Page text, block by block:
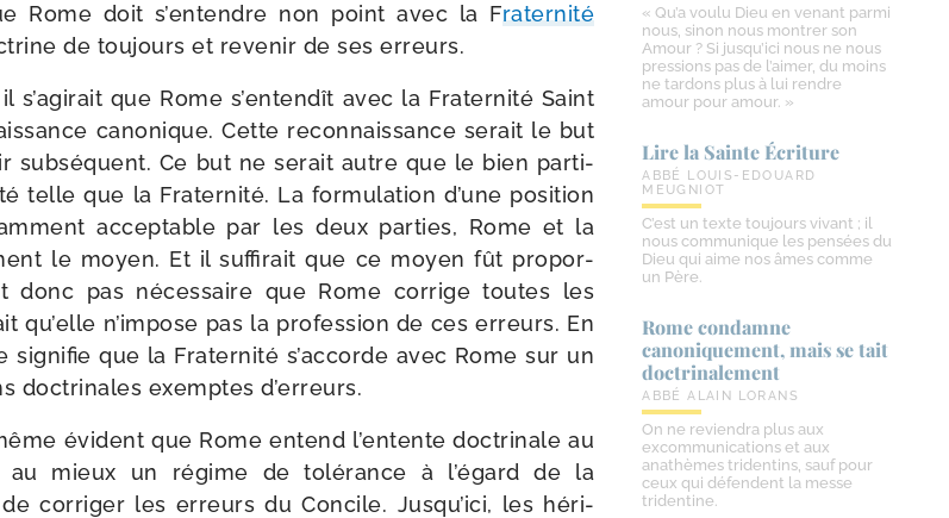
Rome doit s’en­tendre non point avec la Frater­ni­té
de tou­jours et reve­nir de ses erreurs.
il s’a­gi­rait que Rome s’en­ten­dît avec la Fraternité Saint
cano­nique. Cette recon­nais­sance serait le but
sub­sé­quent. Ce but ne serait autre que le bien par­ti­
telle que la Fraternité. La for­mu­la­tion d’une posi­tion
accep­table par les deux par­ties, Rome et la
le moyen. Et il suf­fi­rait que ce moyen fût pro­por­
pas néces­saire que Rome cor­rige toutes les
qu’elle n’im­pose pas la pro­fes­sion de ces erreurs. En
signi­fie que la Fraternité s’ac­corde avec Rome sur un
doc­tri­nales exemptes d’erreurs.
évident que Rome entend l’en­tente doc­tri­nale au
au mieux un régime de tolé­rance à l’é­gard de la
cor­ri­ger les erreurs du Concile. Jusqu’ici, les héri­
« Qu’a voulu Dieu en venant parmi
nous, sinon nous montrer son
Amour ? Si jusqu’ici nous ne nous
pressions pas de l’aimer, du moins
ne tardons plus à lui rendre
amour pour amour. »
Lire la Sainte Écriture
ABBÉ LOUIS-EDOUARD
MEUGNIOT
C’est un texte toujours vivant ; il
nous communique les pensées du
Dieu qui aime nos âmes comme
un Père.
Rome condamne
canoniquement, mais se tait
doctrinalement
ABBÉ ALAIN LORANS
On ne reviendra plus aux
excommunications et aux
anathèmes tridentins, sauf pour
ceux qui défendent la messe
tridentine.